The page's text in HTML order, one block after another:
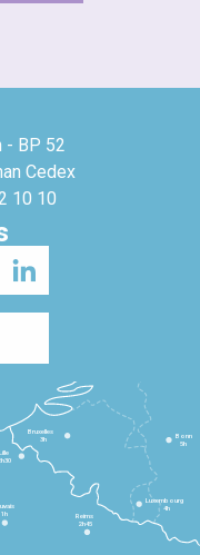
- BP 52
Cedex
10 10
1h
Reims
2h45
Lille
Bruxelles
3h
Bonn
5h
Luxembourg
4h